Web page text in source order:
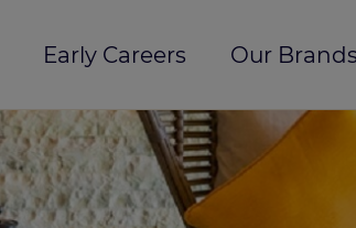
Early Careers Our